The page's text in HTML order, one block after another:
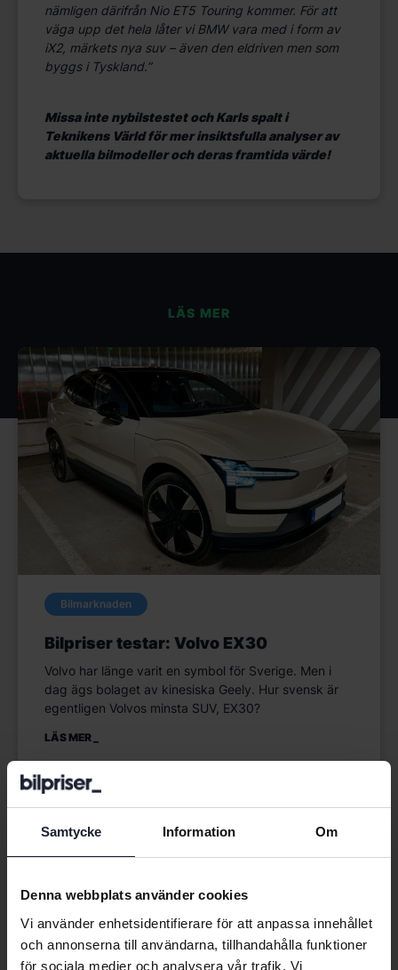
Samtycke Information Om
Denna webbplats använder cookies
Vi använder enhetsidentifierare för att anpassa innehållet
och annonserna till användarna, tillhandahålla funktioner
för sociala medier och analysera vår trafik. Vi
nämligen därifrån Nio ET5 Touring kommer. För att
väga upp det hela låter vi BMW vara med i form av
iX2, märkets nya suv – även den eldriven men som
byggs i Tyskland.”
Missa inte nybilstestet och Karls spalt i
Teknikens Värld för mer insiktsfulla analyser av
aktuella bilmodeller och deras framtida värde!
LÄS MER
Bilmarknaden
Bilpriser testar: Volvo EX30
Volvo har länge varit en symbol för Sverige. Men i
dag ägs bolaget av kinesiska Geely. Hur svensk är
egentligen Volvos minsta SUV, EX30?
LÄS MER